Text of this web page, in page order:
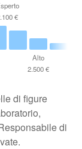
€
Alto
2.500 €
di figure
di